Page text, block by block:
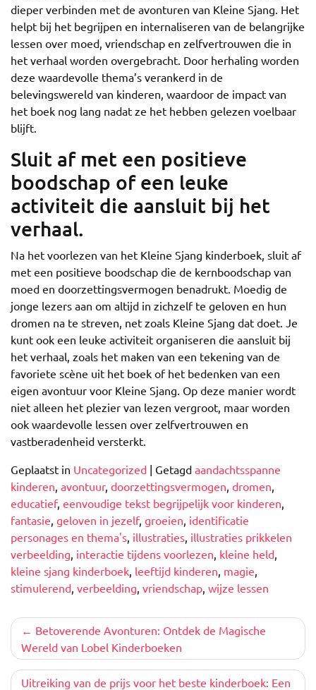
dieper verbinden met de avonturen van Kleine Sjang. Het
helpt bij het begrijpen en internaliseren van de belangrijke
lessen over moed, vriendschap en zelfvertrouwen die in
het verhaal worden overgebracht. Door herhaling worden
deze waardevolle thema’s verankerd in de
belevingswereld van kinderen, waardoor de impact van
het boek nog lang nadat ze het hebben gelezen voelbaar
blijft.
Sluit af met een positieve
boodschap of een leuke
activiteit die aansluit bij het
verhaal.
Na het voorlezen van het Kleine Sjang kinderboek, sluit af
met een positieve boodschap die de kernboodschap van
moed en doorzettingsvermogen benadrukt. Moedig de
jonge lezers aan om altijd in zichzelf te geloven en hun
dromen na te streven, net zoals Kleine Sjang dat doet. Je
kunt ook een leuke activiteit organiseren die aansluit bij
het verhaal, zoals het maken van een tekening van de
favoriete scène uit het boek of het bedenken van een
eigen avontuur voor Kleine Sjang. Op deze manier wordt
niet alleen het plezier van lezen vergroot, maar worden
ook waardevolle lessen over zelfvertrouwen en
vastberadenheid versterkt.
Geplaatst in Uncategorized | Getagd aandachtsspanne
kinderen, avontuur, doorzettingsvermogen, dromen,
educatief, eenvoudige tekst begrijpelijk voor kinderen,
fantasie, geloven in jezelf, groeien, identificatie
personages en thema's, illustraties, illustraties prikkelen
verbeelding, interactie tijdens voorlezen, kleine held,
kleine sjang kinderboek, leeftijd kinderen, magie,
stimulerend, verbeelding, vriendschap, wijze lessen
Berichtnavigatie
Betoverende Avonturen: Ontdek de Magische
Wereld van Lobel Kinderboeken
Uitreiking van de prijs voor het beste kinderboek: Een